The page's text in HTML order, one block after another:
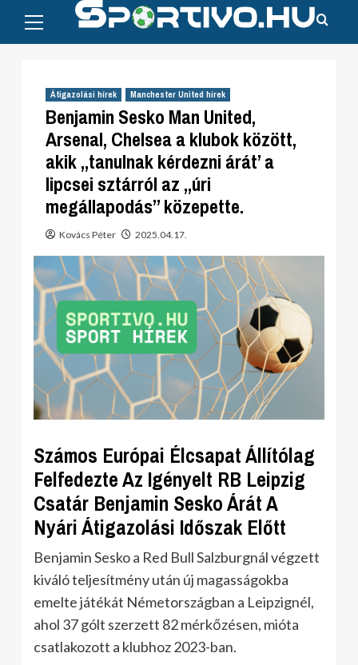
content
Menu
Átigazolási hírek Manchester United hírek
Benjamin Sesko Man United,
Arsenal, Chelsea a klubok között,
akik „tanulnak kérdezni árát’ a
lipcsei sztárról az „úri
megállapodás” közepette.
Kovács Péter 2025.04.17.
Számos Európai Élcsapat Állítólag
Felfedezte Az Igényelt RB Leipzig
Csatár Benjamin Sesko Árát A
Nyári Átigazolási Időszak Előtt
Benjamin Sesko a Red Bull Salzburgnál végzett
kiváló teljesítmény után új magasságokba
emelte játékát Németországban a Leipzignél,
ahol 37 gólt szerzett 82 mérkőzésen, mióta
csatlakozott a klubhoz 2023-ban.